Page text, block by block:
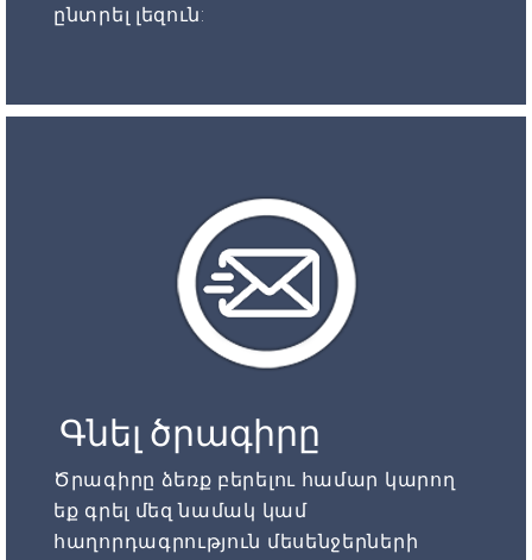
ընտրել լեզուն:
Գնել ծրագիրը
Ծրագիրը ձեռք բերելու համար կարող
եք գրել մեզ նամակ կամ
հաղորդագրություն մեսենջերների